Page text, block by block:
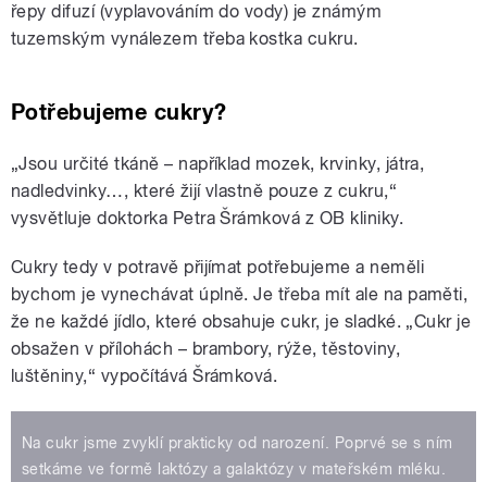
řepy difuzí (vyplavováním do vody) je známým
tuzemským vynálezem třeba kostka cukru.
Potřebujeme cukry?
„Jsou určité tkáně – například mozek, krvinky, játra,
nadledvinky…, které žijí vlastně pouze z cukru,“
vysvětluje doktorka Petra Šrámková z OB kliniky.
Cukry tedy v potravě přijímat potřebujeme a neměli
bychom je vynechávat úplně. Je třeba mít ale na paměti,
že ne každé jídlo, které obsahuje cukr, je sladké. „Cukr je
obsažen v přílohách – brambory, rýže, těstoviny,
luštěniny,“ vypočítává Šrámková.
Na cukr jsme zvyklí prakticky od narození. Poprvé se s ním
setkáme ve formě laktózy a galaktózy v mateřském mléku.